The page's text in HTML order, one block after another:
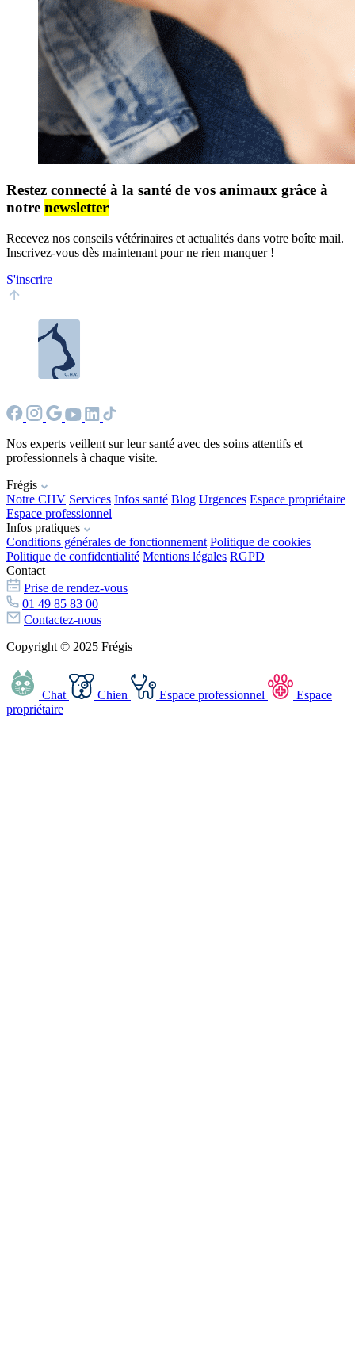
Restez connecté à la santé de vos animaux grâce à
notre newsletter
Recevez nos conseils vétérinaires et actualités dans votre boîte mail.
Inscrivez-vous dès maintenant pour ne rien manquer !
S'inscrire
Nos experts veillent sur leur santé avec des soins attentifs et
professionnels à chaque visite.
Frégis
Notre CHV Services Infos santé Blog Urgences Espace propriétaire
Espace professionnel
Infos pratiques
Conditions générales de fonctionnement Politique de cookies
Politique de confidentialité Mentions légales RGPD
Contact
Prise de rendez-vous
01 49 85 83 00
Contactez-nous
Copyright © 2025 Frégis
Chat Chien Espace professionnel
Espace
propriétaire